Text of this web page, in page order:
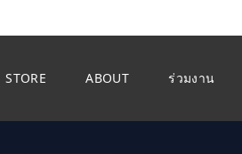
STORE ABOUT ร่วมงาน